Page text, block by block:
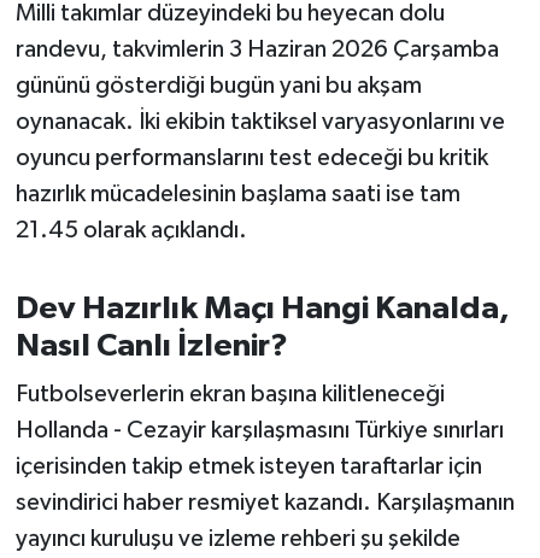
Milli takımlar düzeyindeki bu heyecan dolu
randevu, takvimlerin 3 Haziran 2026 Çarşamba
gününü gösterdiği bugün yani bu akşam
oynanacak. İki ekibin taktiksel varyasyonlarını ve
oyuncu performanslarını test edeceği bu kritik
hazırlık mücadelesinin başlama saati ise tam
21.45 olarak açıklandı.
Dev Hazırlık Maçı Hangi Kanalda,
Nasıl Canlı İzlenir?
Futbolseverlerin ekran başına kilitleneceği
Hollanda - Cezayir karşılaşmasını Türkiye sınırları
içerisinden takip etmek isteyen taraftarlar için
sevindirici haber resmiyet kazandı. Karşılaşmanın
yayıncı kuruluşu ve izleme rehberi şu şekilde
Savaştepe
SEYAHAT
SİYASET
SÜRMANŞET
Susurluk
TARİHTE BUGÜN